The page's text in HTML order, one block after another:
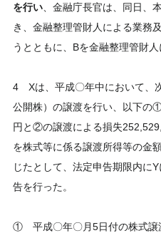
を行い 、金融庁長官は、同日、
き、金融整理管財人による業務
うとともに、Bを金融整理管財人
4 Xは、平成〇年中において、
公開株）の譲渡を行い、以下の
円と②の譲渡による損失
を株式等に係る譲渡所得等の金
じたとして、法定申告期限内に
告を行った。
① 平成〇年〇月5日付の株式譲